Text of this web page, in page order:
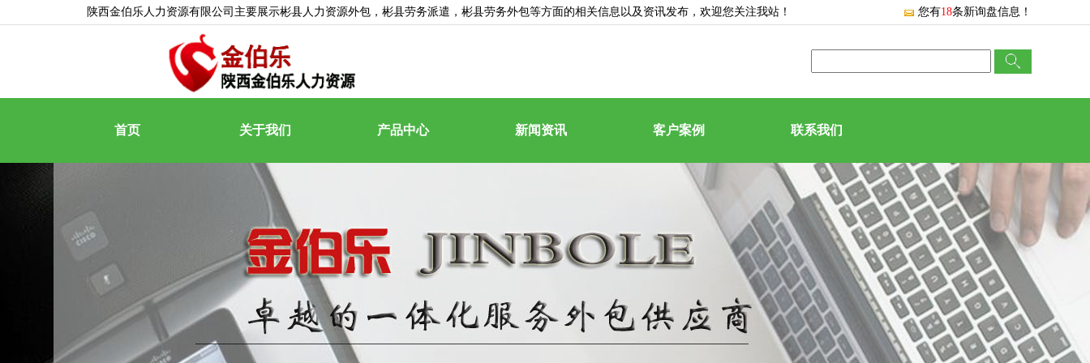
陕西金伯乐人力资源有限公司主要展示彬县人力资源外包 ，彬县劳务派遣，彬县劳务外包等方面的相关信息以及资讯发布，欢迎您关注我站！ 您有18条新询盘信息！
首页 关于我们 产品中心 新闻资讯 客户案例 联系我们